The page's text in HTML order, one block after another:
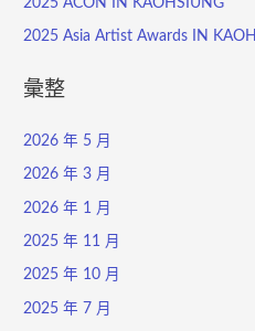
2025 Asia Artist Awards IN
彙整
2026 年 5 月
2026 年 3 月
2026 年 1 月
2025 年 11 月
2025 年 10 月
2025 年 7 月